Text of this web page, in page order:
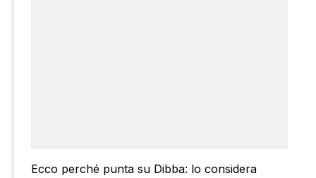
Ecco perché punta su Dibba: lo considera